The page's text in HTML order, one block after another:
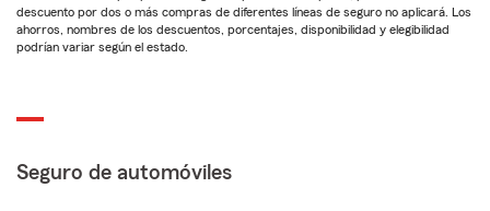
descuento por dos o más compras de diferentes líneas de seguro no aplicará. Los
ahorros, nombres de los descuentos, porcentajes, disponibilidad y elegibilidad
podrían variar según el estado.
Seguro de automóviles